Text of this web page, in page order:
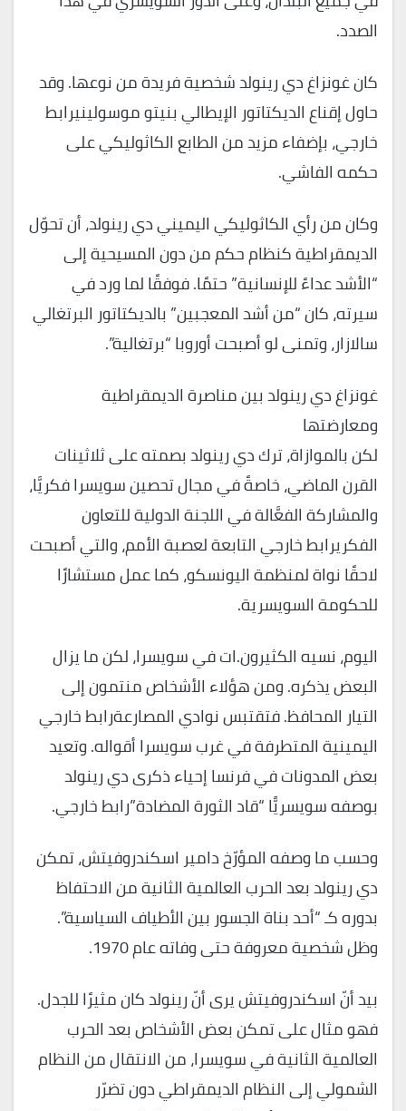
الصدد.
كان غونزاغ دي رينولد شخصية فريدة من نوعها. وقد
حاول إقناع الديكتاتور الإيطالي بنيتو موسولينيرابط
خارجي، بإضفاء مزيد من الطابع الكاثوليكي على
حكمه الفاشي.
وكان من رأي الكاثوليكي اليميني دي رينولد، أن تحوّل
الديمقراطية كنظام حكم من دون المسيحية إلى
“الأشد عداءً للإنسانية” حتمًا. فوفقًا لما ورد في
سيرته، كان “من أشد المعجبين” بالديكتاتور البرتغالي
سالازار، وتمنى لو أصبحت أوروبا “برتغالية”.
غونزاغ دي رينولد بين مناصرة الديمقراطية
ومعارضتها
لكن بالموازاة، ترك دي رينولد بصمته على ثلاثينات
القرن الماضي، خاصةً في مجال تحصين سويسرا فكريَّا،
والمشاركة الفعَّالة في اللجنة الدولية للتعاون
الفكريرابط خارجي التابعة لعصبة الأمم، والتي أصبحت
لاحقًا نواة لمنظمة اليونسكو، كما عمل مستشارًا
للحكومة السويسرية.
اليوم، نسيه الكثيرون.ات في سويسرا، لكن ما يزال
البعض يذكره. ومن هؤلاء الأشخاص منتمون إلى
التيار المحافظ. فتقتبس نوادي المصارعةرابط خارجي
اليمينية المتطرفة في غرب سويسرا أقواله. وتعيد
بعض المدونات في فرنسا إحياء ذكرى دي رينولد
بوصفه سويسريًّا “قاد الثورة المضادة”رابط خارجي.
وحسب ما وصفه المؤرّخ دامير اسكندروفيتش، تمكن
دي رينولد بعد الحرب العالمية الثانية من الاحتفاظ
بدوره كـ “أحد بناة الجسور بين الأطياف السياسية”.
وظل شخصية معروفة حتى وفاته عام 1970.
بيد أنّ اسكندروفيتش يرى أنّ رينولد كان مثيرًا للجدل.
فهو مثال على تمكن بعض الأشخاص بعد الحرب
العالمية الثانية في سويسرا، من الانتقال من النظام
الشمولي إلى النظام الديمقراطي دون تضرّر